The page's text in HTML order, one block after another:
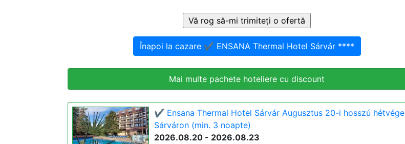
Înapoi la cazare ✔️ ENSANA Thermal Hotel Sárvár ****
Mai multe pachete hoteliere cu discount
✔️ Ensana Thermal Hotel Sárvár Augusztus 20-i hosszú hétvége
Sárváron (min. 3 noapte)
2026.08.20 - 2026.08.23